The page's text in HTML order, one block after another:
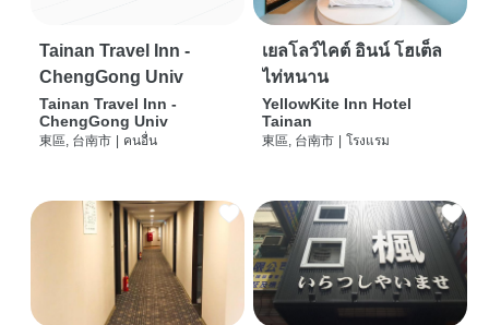
Tainan Travel Inn -
ChengGong Univ
Tainan Travel Inn -
ChengGong Univ
東區, 台南市 | คนอื่น
เยลโลว์ไคต์ อินน์ โฮเต็ล
ไท่หนาน
YellowKite Inn Hotel
Tainan
東區, 台南市 | โรงแรม